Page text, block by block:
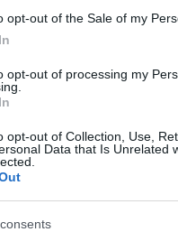
opt-out of the Sale of my
opt-out of processing my
opt-out of Collection, Use,
Data that Is Unrelated
kételkedett
Antonelliben